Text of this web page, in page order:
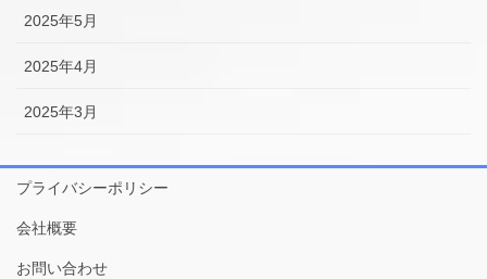
2025年5月
2025年4月
2025年3月
プライバシーポリシー
会社概要
お問い合わせ